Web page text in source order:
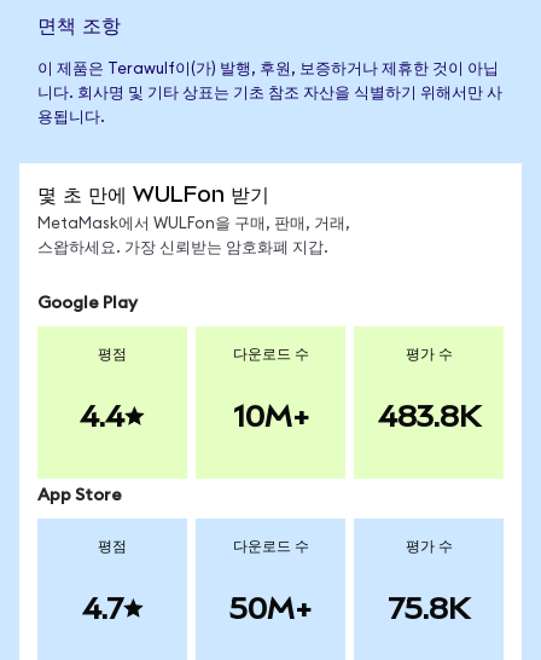
면책 조항
이 제품은 Terawulf이(가) 발행, 후원, 보증하거나 제휴한 것이 아닙
니다. 회사명 및 기타 상표는 기초 참조 자산을 식별하기 위해서만 사
용됩니다.
몇 초 만에 WULFon 받기
MetaMask에서 WULFon을 구매, 판매, 거래,
스왑하세요. 가장 신뢰받는 암호화폐 지갑.
Google Play
평점
4.4
다운로드 수
10M+
평가 수
483.8K
App Store
평점
4.7
다운로드 수
50M+
평가 수
75.8K